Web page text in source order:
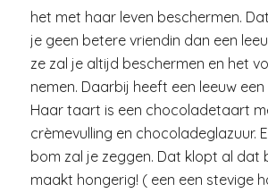
het met haar leven beschermen.
je geen betere vriendin dan een
ze zal je altijd beschermen en het
nemen. Daarbij heeft een leeuw
Haar taart is een chocoladetaart
crèmevulling en chocoladeglazuur.
bom zal je zeggen. Dat klopt al dat
maakt hongerig! ( een een stevige